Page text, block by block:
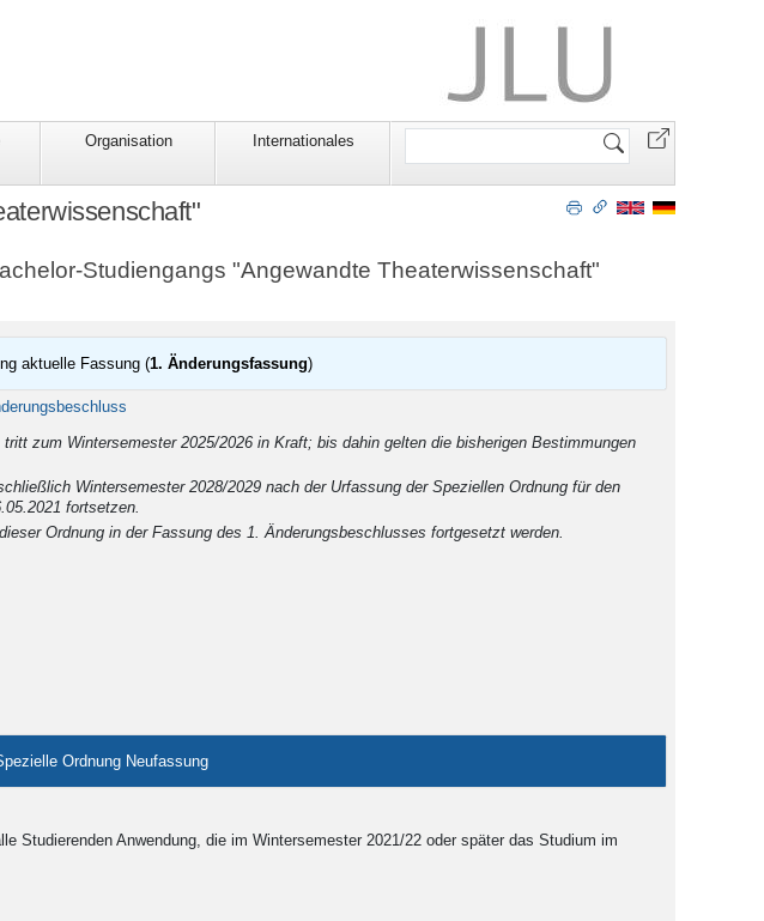
Organisation Internationales
Website
Studiengangs "Angewandte Theaterwissenschaft"
aktuelle Fassung (1. Änderungsfassung)
zum Wintersemester 2025/2026 in Kraft; bis dahin gelten die bisherigen Bestimmungen
Wintersemester 2028/2029 nach der Urfassung der Speziellen Ordnung für den
fortsetzen.
Ordnung in der Fassung des 1. Änderungsbeschlusses fortgesetzt werden.
Ordnung Neufassung
Studierenden Anwendung, die im Wintersemester 2021/22 oder später das Studium im